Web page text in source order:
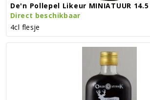
De'n Pollepel Likeur MINIATUUR
Direct beschikbaar
4cl flesje